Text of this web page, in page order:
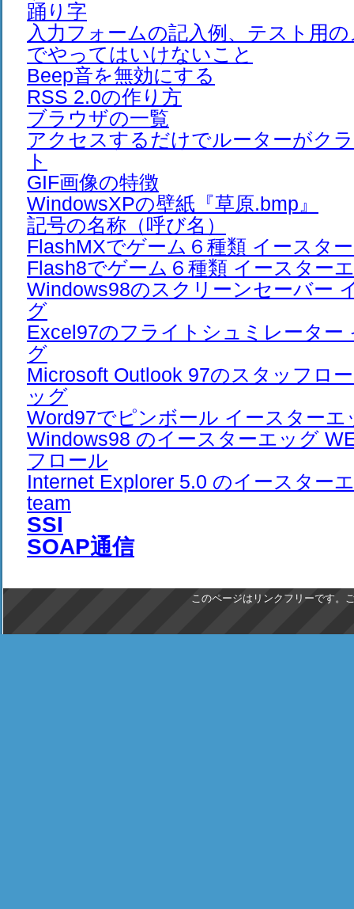
踊り字
入力フォームの記入例、テスト用
でやってはいけないこと
Beep音を無効にする
RSS 2.0の作り方
ブラウザの一覧
アクセスするだけでルーターがク
ト
GIF画像の特徴
WindowsXPの壁紙『草原.bmp』
記号の名称（呼び名）
FlashMXでゲーム６種類 イースタ
Flash8でゲーム６種類 イースター
Windows98のスクリーンセーバー
グ
Excel97のフライトシュミレーター
グ
Microsoft Outlook 97のスタッフロ
ッグ
Word97でピンボール イースターエ
Windows98 のイースターエッグ
フロール
Internet Explorer 5.0 のイースター
team
SSI
SOAP通信
このページはリンクフリーです。